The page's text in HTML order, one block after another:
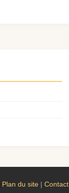
Plan du site| Contact